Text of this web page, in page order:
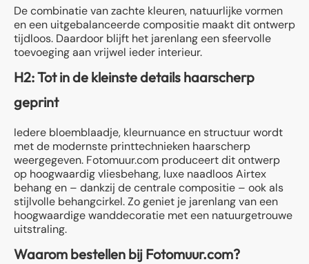
De combinatie van zachte kleuren, natuurlijke vormen
en een uitgebalanceerde compositie maakt dit ontwerp
tijdloos. Daardoor blijft het jarenlang een sfeervolle
toevoeging aan vrijwel ieder interieur.
H2: Tot in de kleinste details haarscherp
geprint
Iedere bloemblaadje, kleurnuance en structuur wordt
met de modernste printtechnieken haarscherp
weergegeven. Fotomuur.com produceert dit ontwerp
op hoogwaardig vliesbehang, luxe naadloos Airtex
behang en – dankzij de centrale compositie – ook als
stijlvolle behangcirkel. Zo geniet je jarenlang van een
hoogwaardige wanddecoratie met een natuurgetrouwe
uitstraling.
Waarom bestellen bij Fotomuur.com?